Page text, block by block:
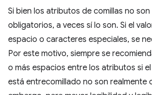
Si bien los atributos de comillas no
obligatorios, a veces sí lo son. Si el
espacio o caracteres especiales, se
Por este motivo, siempre se
o más espacios entre los atributos si
está entrecomillado no son realmente